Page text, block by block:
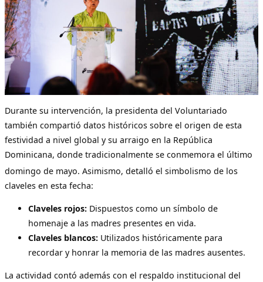
Durante su intervención, la presidenta del Voluntariado
también compartió datos históricos sobre el origen de esta
festividad a nivel global y su arraigo en la República
Dominicana, donde tradicionalmente se conmemora el último
domingo de mayo. Asimismo, detalló el simbolismo de los
claveles en esta fecha:
Claveles rojos: Dispuestos como un símbolo de
homenaje a las madres presentes en vida.
Claveles blancos: Utilizados históricamente para
recordar y honrar la memoria de las madres ausentes.
La actividad contó además con el respaldo institucional del